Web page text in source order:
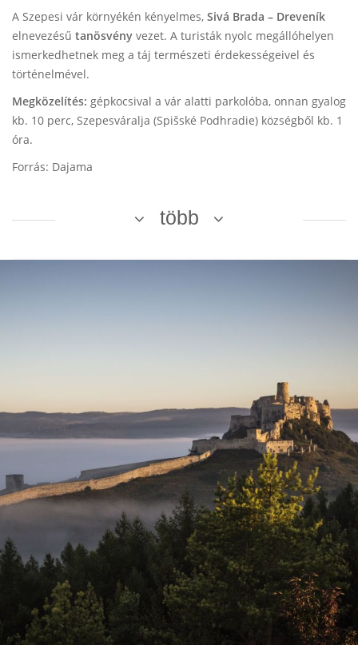
A Szepesi vár környékén kényelmes, Sivá Brada – Dreveník
elnevezésű tanösvény vezet. A turisták nyolc megállóhelyen
ismerkedhetnek meg a táj természeti érdekességeivel és
történelmével.
Megközelítés: gépkocsival a vár alatti parkolóba, onnan gyalog
kb. 10 perc, Szepesváralja (Spišské Podhradie) községből kb. 1
óra.
Forrás: Dajama
több